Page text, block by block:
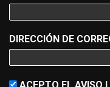
DIRECCIÓN DE
ACEPTO EL AVISO